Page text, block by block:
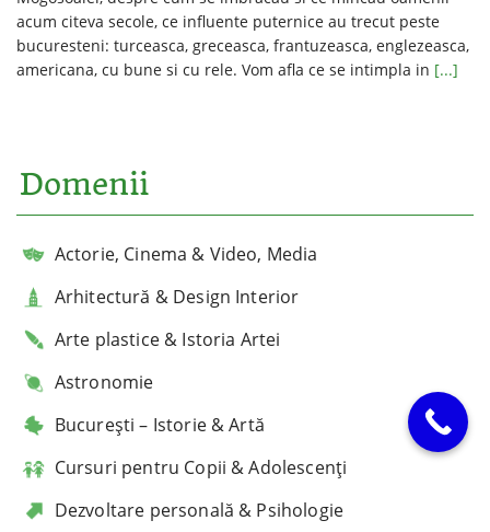
acum citeva secole, ce influente puternice au trecut peste
bucuresteni: turceasca, greceasca, frantuzeasca, englezeasca,
americana, cu bune si cu rele. Vom afla ce se intimpla in [...]
Domenii
Actorie, Cinema & Video, Media
Arhitectură & Design Interior
Arte plastice & Istoria Artei
Astronomie
București – Istorie & Artă
Cursuri pentru Copii & Adolescenți
Dezvoltare personală & Psihologie